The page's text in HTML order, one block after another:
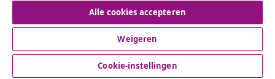
Alle cookies accepteren
Weigeren
Cookie-instellingen